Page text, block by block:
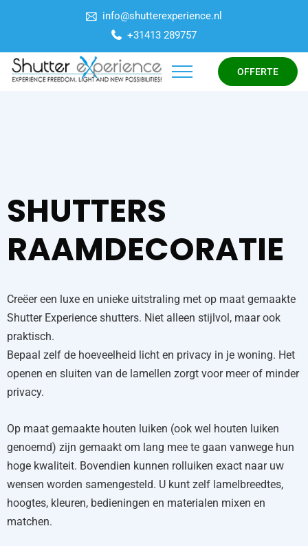
info@shutterexperience.nl
+31413 289757
OFFERTE
SHUTTERS
RAAMDECORATIE
Creëer een luxe en unieke uitstraling met op maat gemaakte
Shutter Experience shutters. Niet alleen stijlvol, maar ook
praktisch.
Bepaal zelf de hoeveelheid licht en privacy in je woning. Het
openen en sluiten van de lamellen zorgt voor meer of minder
privacy.
Op maat gemaakte houten luiken (ook wel houten luiken
genoemd) zijn gemaakt om lang mee te gaan vanwege hun
hoge kwaliteit. Bovendien kunnen rolluiken exact naar uw
wensen worden samengesteld. U kunt zelf lamelbreedtes,
hoogtes, kleuren, bedieningen en materialen mixen en
matchen.